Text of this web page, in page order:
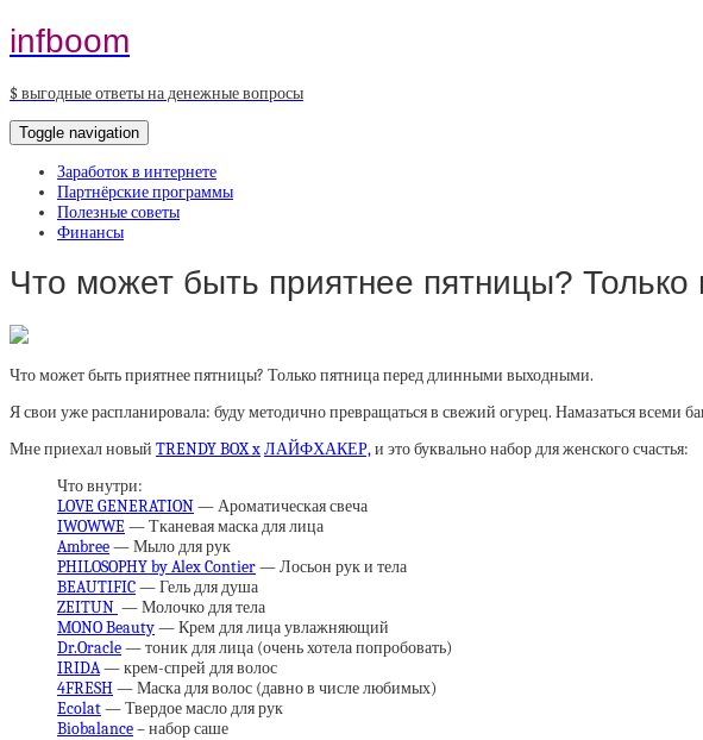
infboom
$ выгодные ответы на денежные вопросы
Toggle navigation
Заработок в интернете
Партнёрские программы
Полезные советы
Финансы
Что может быть приятнее пятницы?
Что может быть приятнее пятницы? Только пятница перед длинными выходными.
Я свои уже распланировала: буду методично превращаться в свежий огурец. Намазаться всеми
Мне приехал новый TRENDY BOXxЛАЙФХАКЕР,и это буквально набор для женского счастья:
Что внутри:
LOVE GENERATION— Ароматическая свеча
IWOWWE— Тканевая маска для лица
Ambree— Мыло для рук
PHILOSOPHY by Alex Contier— Лосьон рук и тела
BEAUTIFIC— Гель для душа
ZEITUN — Молочко для тела
MONO Beauty— Крем для лица увлажняющий
Dr.Oracle— тоник для лица (очень хотела попробовать)
IRIDA— крем-спрей для волос
4FRESH— Маска для волос (давно в числе любимых)
Ecolat— Твердое масло для рук
Biobalance– набор саше